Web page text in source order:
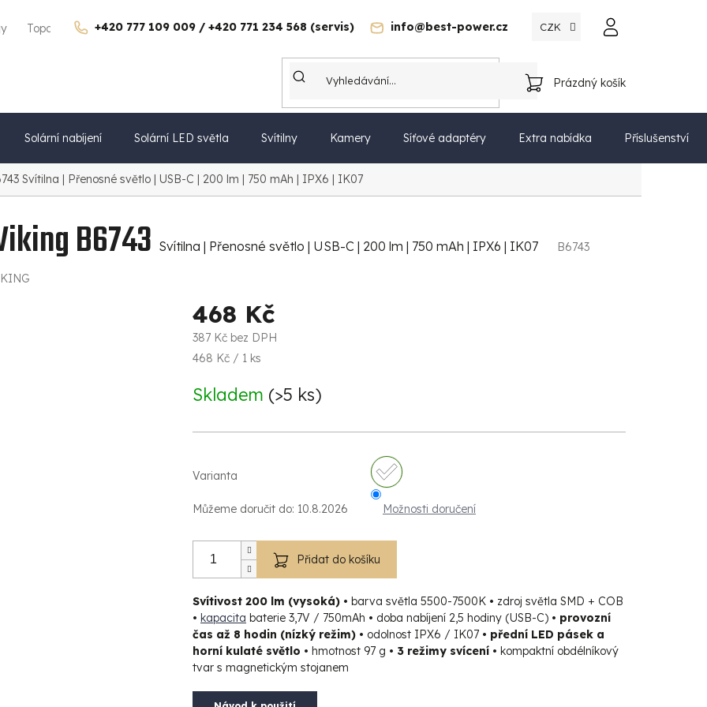
+420 777 109 009 / +420 771 234 568 (servis) info@best-power.cz
Topdon Česko Kontakty Kariéra Dárkové poukazy Katalog CZK
NÁKUPNÍ
KOŠÍK
Prázdný košík
Solární nabíjení Solární LED světla Svítilny Kamery Síťové adaptéry Extra nabídka Příslušenství
Svítilna | Přenosné světlo | USB-C | 200 lm | 750 mAh | IPX6 | IK07
B6743 Svítilna | Přenosné světlo | USB-C | 200 lm | 750 mAh | IPX6 | IK07 B6743
468 Kč
387 Kč bez DPH
Měrná
468 Kč / 1 ks
Skladem (>5 ks)
Varianta
Můžeme doručit do: 10.8.2026 Možnosti doručení
Přidat do košíku
Svítivost 200 lm (vysoká) • barva světla 5500-7500K • zdroj světla SMD + COB
• kapacita baterie 3,7V / 750mAh • doba nabíjení 2,5 hodiny (USB-C) • provozní
čas až 8 hodin (nízký režim) • odolnost IPX6 / IK07 • přední LED pásek a
horní kulaté světlo • hmotnost 97 g • 3 režimy svícení • kompaktní obdélníkový
tvar s magnetickým stojanem